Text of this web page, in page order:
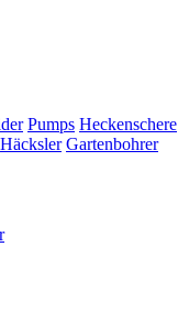
Pumps Heckenschere
Häcksler Gartenbohrer